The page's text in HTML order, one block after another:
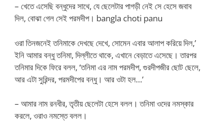
– খেতে এসেছি বন্ধুদের সাথে, যে ছেলেটার পাগড়ী নেই সে হেসে জবাব
দিল, বোঝা গেল সেই পরমদীপ। bangla choti panu
ওরা তিনজনেই তনিমাকে দেখছে দেখে, সোমেন এবার আলাপ করিয়ে দিল,’
ইনি আমার বন্ধু তনিমা, দিল্লীতে থাকে, এখানে বেড়াতে এসেছে। তারপর
তনিমার দিকে ফিরে বলল, ‘তনিমা এর নাম পরমদীপ, গুরদীপজীর ছোট ছেলে,
আর এটা সুরিন্দর, পরমদীপের বন্ধু। আর ওটা হল…’
– আমার নাম রনধীর, তৃতীয় ছেলেটা হেসে বলল। তনিমা ওদের নমস্কার
করলে, ওরাও নমস্তে বলল।